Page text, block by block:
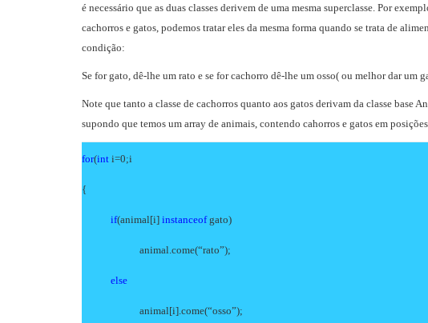
é necessário que as duas classes derivem de uma mesma superclasse. Por
cachorros e gatos, podemos tratar eles da mesma forma quando se trata de
condição:
Se for gato, dê-lhe um rato e se for cachorro dê-lhe um osso( ou melhor dar um
Note que tanto a classe de cachorros quanto aos gatos derivam da classe base
supondo que temos um array de animais, contendo cahorros e gatos em
for(int i=0;i
{
if(animal[i] instanceofgato)
animal.come(“rato”);
else
animal[i].come(“osso”);